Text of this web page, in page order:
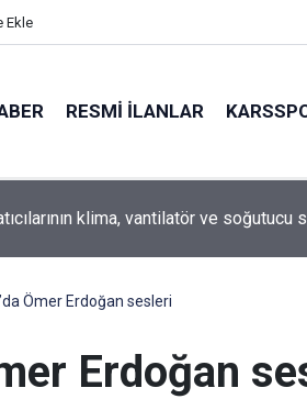
Ekle
RESMI İLANLAR
husumetlilerini tabancayla kovaladı
Ömer Erdoğan sesleri
Erdoğan